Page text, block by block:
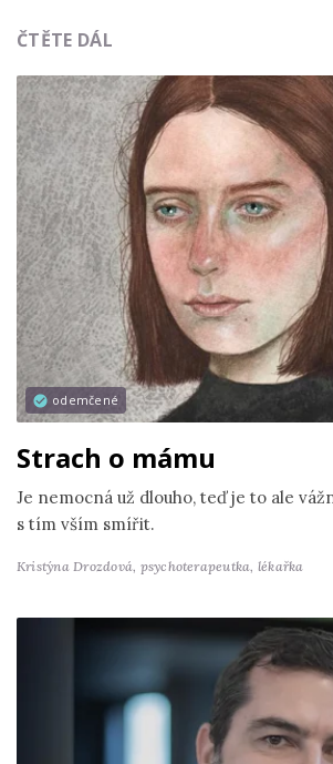
ČTĚTE DÁL
odemčené
Strach o mámu
Je nemocná už dlouho, teď je to ale
s tím vším smířit.
Kristýna Drozdová, psychoterapeutka, lékařka